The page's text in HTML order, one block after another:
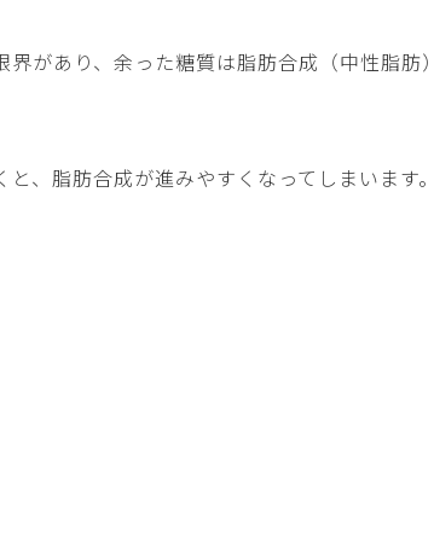
界があり、余った糖質は脂肪合成（中性脂肪
、脂肪合成が進みやすくなってしまいます。